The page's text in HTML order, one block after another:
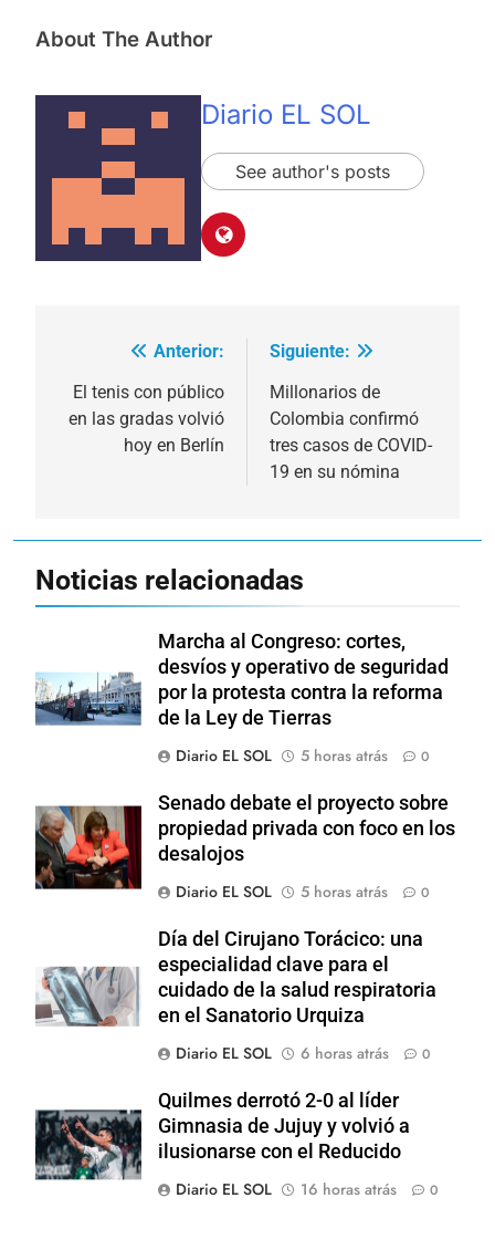
About The Author
Diario EL SOL
See author's posts
Navegación
de
entradas
Anterior:
El tenis con público
en las gradas volvió
hoy en Berlín
Siguiente:
Millonarios de
Colombia confirmó
tres casos de COVID-
19 en su nómina
Noticias relacionadas
Marcha al Congreso: cortes,
desvíos y operativo de seguridad
por la protesta contra la reforma
de la Ley de Tierras
Diario EL SOL
5 horas atrás 0
Senado debate el proyecto sobre
propiedad privada con foco en los
desalojos
Diario EL SOL
5 horas atrás 0
Día del Cirujano Torácico: una
especialidad clave para el
cuidado de la salud respiratoria
en el Sanatorio Urquiza
Diario EL SOL
6 horas atrás 0
Quilmes derrotó 2-0 al líder
Gimnasia de Jujuy y volvió a
ilusionarse con el Reducido
Diario EL SOL
16 horas atrás 0